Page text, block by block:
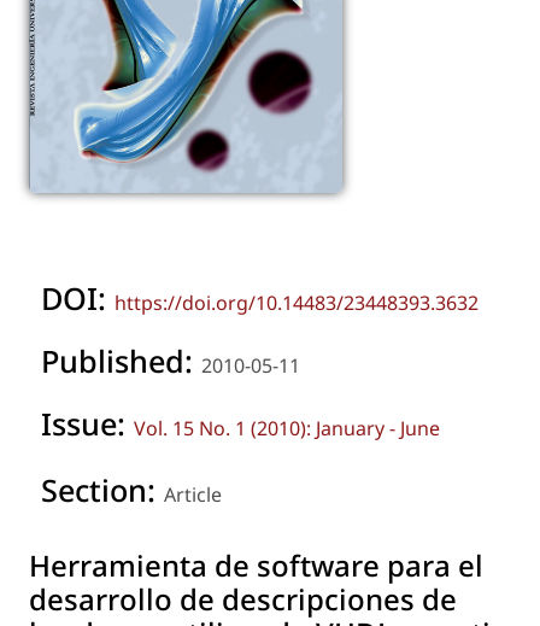
DOI: https://doi.org/10.14483/23448393.3632
Published: 2010-05-11
Issue: Vol. 15 No. 1 (2010): January - June
Section: Article
Herramienta de software para el
desarrollo de descripciones de